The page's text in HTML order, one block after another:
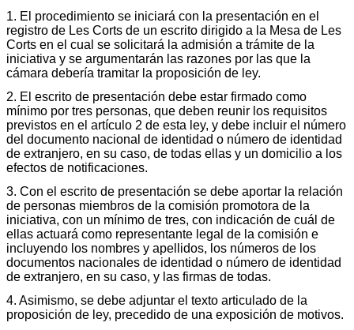
1. El procedimiento se iniciará con la presentación en el
registro de Les Corts de un escrito dirigido a la Mesa de Les
Corts en el cual se solicitará la admisión a trámite de la
iniciativa y se argumentarán las razones por las que la
cámara debería tramitar la proposición de ley.
2. El escrito de presentación debe estar firmado como
mínimo por tres personas, que deben reunir los requisitos
previstos en el artículo 2 de esta ley, y debe incluir el número
del documento nacional de identidad o número de identidad
de extranjero, en su caso, de todas ellas y un domicilio a los
efectos de notificaciones.
3. Con el escrito de presentación se debe aportar la relación
de personas miembros de la comisión promotora de la
iniciativa, con un mínimo de tres, con indicación de cuál de
ellas actuará como representante legal de la comisión e
incluyendo los nombres y apellidos, los números de los
documentos nacionales de identidad o número de identidad
de extranjero, en su caso, y las firmas de todas.
4. Asimismo, se debe adjuntar el texto articulado de la
proposición de ley, precedido de una exposición de motivos.